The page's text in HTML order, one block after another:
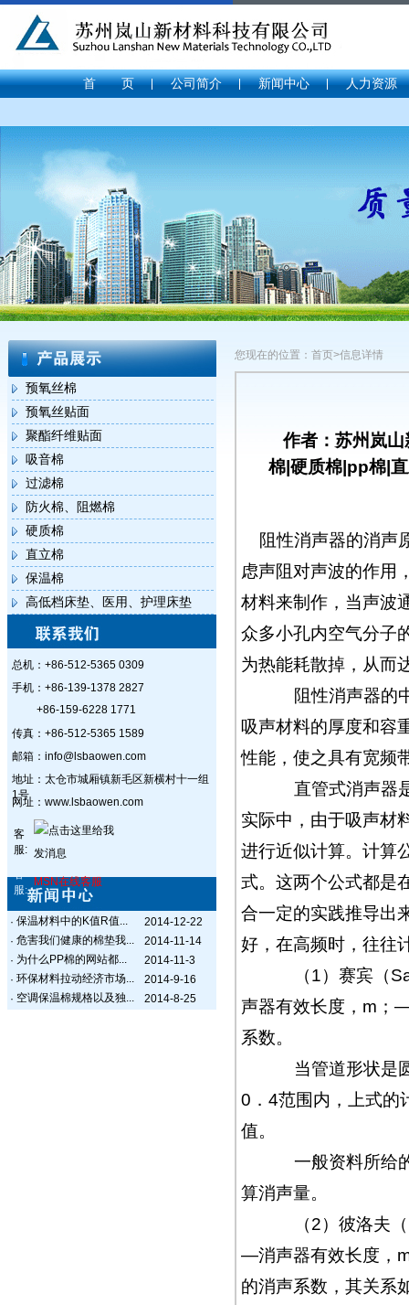
首 页 公司简介 新闻中心 人力资源
预氧丝棉
预氧丝贴面
聚酯纤维贴面
吸音棉
过滤棉
防火棉、阻燃棉
硬质棉
直立棉
保温棉
高低档床垫、医用、护理床垫
总机：+86-512-5365 0309
手机：+86-139-1378 2827
+86-159-6228 1771
传真：+86-512-5365 1589
邮箱：info@lsbaowen.com
地址：太仓市城厢镇新毛区新横村十一组
1号
网址：www.lsbaowen.com
客
服:
客
服:
MSN在线客服
· 保温材料中的K值R值...
2014-12-22
· 危害我们健康的棉垫我...
2014-11-14
· 为什么PP棉的网站都...
2014-11-3
· 环保材料拉动经济市场...
2014-9-16
· 空调保温棉规格以及独... 2014-8-25
您现在的位置：首页>信息详情
作者：苏州岚
棉|硬质棉|pp棉|
阻性消声器的消声
虑声阻对声波的作用
材料来制作，当声波
众多小孔内空气分子
为热能耗散掉，从而
阻性消声器的中
吸声材料的厚度和容
性能，使之具有宽频
直管式消声器是
实际中，由于吸声材
进行近似计算。计算
式。这两个公式都是
合一定的实践推导出
好，在高频时，往往
（1）赛宾（
声器有效长度，m；
系数。
当管道形状是圆
0．4范围内，上式的
值。
一般资料所给的
算消声量。
（2）彼洛夫（
―消声器有效长度，
的消声系数，其关系